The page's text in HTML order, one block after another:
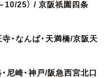
10/25） / 京阪祇園四条
寺・なんば・天満橋/京阪天
・尼崎・神戸/阪急西宮北口